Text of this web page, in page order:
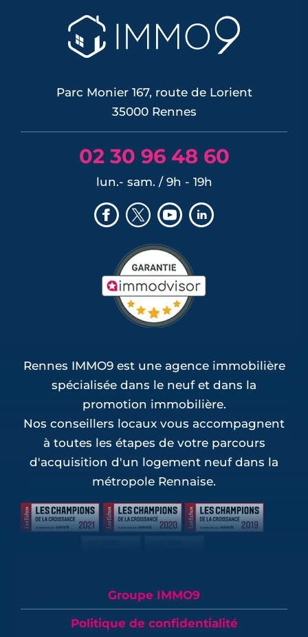
Parc Monier 167, route de Lorient
35000 Rennes
02 30 96 48 60
lun.- sam. / 9h - 19h
Rennes IMMO9 est une agence immobilière
spécialisée dans le neuf et dans la
promotion immobilière.
Nos conseillers locaux vous accompagnent
à toutes les étapes de votre parcours
d'acquisition d'un logement neuf dans la
métropole Rennaise.
Groupe IMMO9
Politique de confidentialité